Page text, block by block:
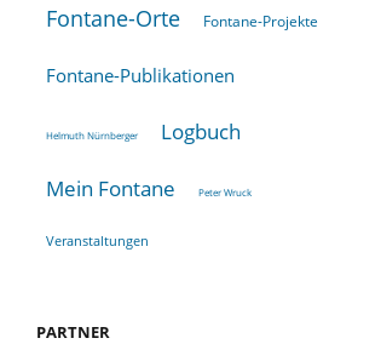
Fontane-Orte Fontane-Projekte
Fontane-Publikationen
Helmuth Nürnberger Logbuch
Mein Fontane Peter Wruck
Veranstaltungen
PARTNER